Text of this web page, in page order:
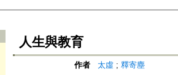
人生與教育
作者 太虛 ; 釋寄塵